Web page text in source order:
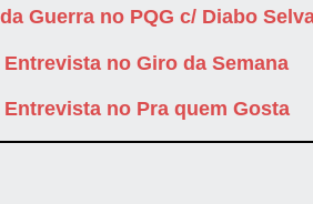
Guerra no PQG c/ Diabo
no Giro da Semana
no Pra quem Gosta